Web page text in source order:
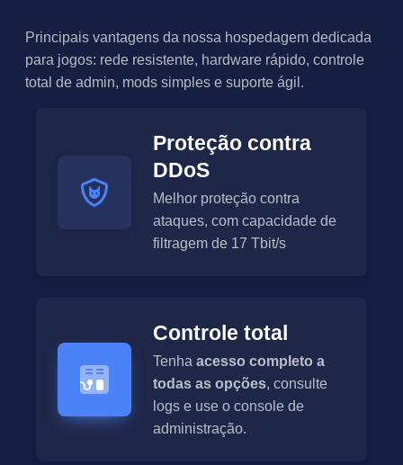
Principais vantagens da nossa hospedagem dedicada
para jogos: rede resistente, hardware rápido, controle
total de admin, mods simples e suporte ágil.
Proteção contra
DDoS
Melhor proteção contra
ataques, com capacidade de
filtragem de 17 Tbit/s
Controle total
Tenha acesso completo a
todas as opções, consulte
logs e use o console de
administração.